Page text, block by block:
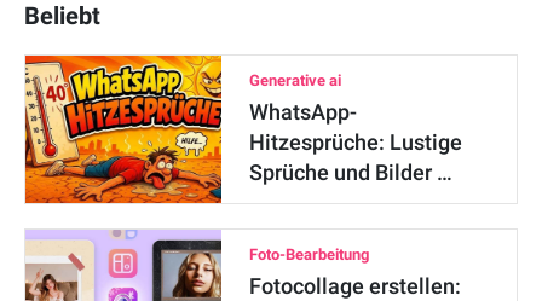
Beliebt
Generative ai
WhatsApp-
Hitzesprüche: Lustige
Sprüche und Bilder …
Foto-Bearbeitung
Fotocollage erstellen: